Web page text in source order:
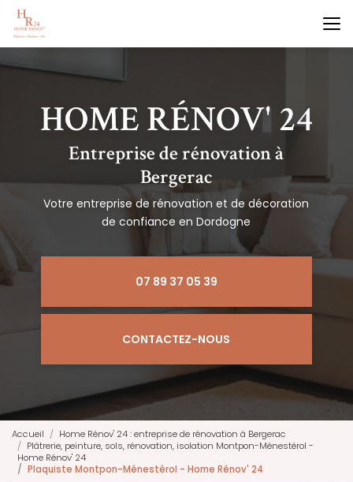
Aller
contenu
principal
Entreprise de rénovation à
Bergerac
Votre entreprise de rénovation et de décoration
de confiance en Dordogne
07 89 37 05 39
CONTACTEZ-NOUS
Accueil
Home Rénov' 24 : entreprise de rénovation à Bergerac
Plâtrerie, peinture, sols, rénovation, isolation Montpon-Ménestérol -
Home Rénov' 24
Plaquiste Montpon-Ménestérol - Home Rénov' 24